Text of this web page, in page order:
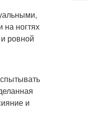
на ногтях
ровной
и